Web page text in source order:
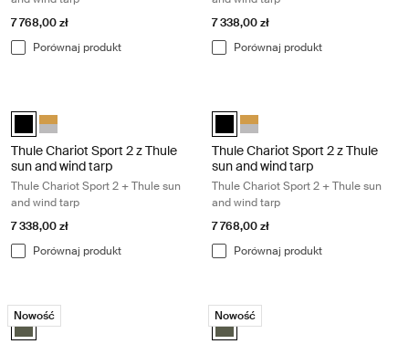
7 768,00 zł
Porównaj produkt
7 338,00 zł
Porównaj produkt
Thule Chariot Sport 2 z Thule sun and wind tarp Czarny (selected)
Thule Chariot Sport 2 z Thule sun and wind tarp Natural Gold
Thule Chariot Sport 2 z Thule
sun and wind tarp
Thule Chariot Sport 2 + Thule sun
and wind tarp
7 338,00 zł
Porównaj produkt
Thule Chariot Sport 2 z Thule
Thule Chariot Sport 2 z
Thule Chariot Sport 2 z Thule
sun and wind tarp
Thule Chariot Sport 2 + Thule sun
and wind tarp
7 768,00 zł
Porównaj produkt
Thule Chariot Lite z Thule sun and wind tarp Thule Chariot Lite + Thule
Nowość
Thule Chariot Lite z Thule sun and wind tarp Zielono vintage
Thule Chariot Lite z Thule sun and
Nowość
Thule Chariot Lite z Thule sun